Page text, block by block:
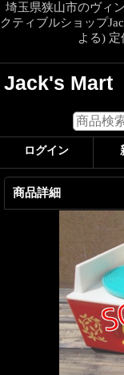
埼玉県狭山市のヴィ
クティブルショップ
よる)
Jack's Mart
ログイン
商品詳細